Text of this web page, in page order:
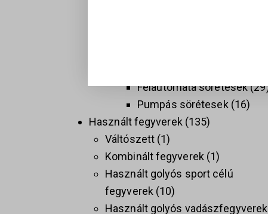
Félautomata sörétesek 29
Pumpás sörétesek 16
Használt fegyverek 135
Váltószett 1
Kombinált fegyverek 1
Használt golyós sport célú
fegyverek 10
Használt golyós vadászfegyverek